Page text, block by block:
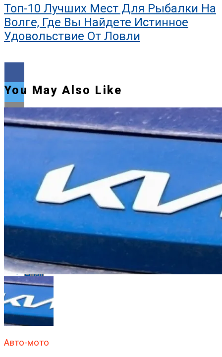
Топ-10 Лучших Мест Для Рыбалки На
Волге, Где Вы Найдете Истинное
Удовольствие От Ловли
Flipboard
Pinterest
Whatsapp
Email
You May Also Like
Авто-мото